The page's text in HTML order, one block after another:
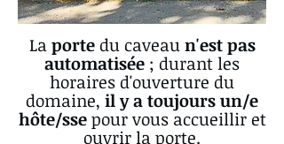
Laportedu caveaun'est pas
automatisée ; durant les
horaires d'ouverture du
domaine, il y a toujours un/e
hôte/ssepour vous accueillir et
ouvrir la porte.